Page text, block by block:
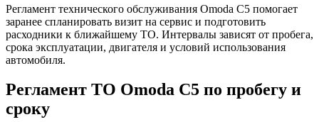
Регламент технического обслуживания Omoda C5 помогает
заранее спланировать визит на сервис и подготовить
расходники к ближайшему ТО. Интервалы зависят от пробега,
срока эксплуатации, двигателя и условий использования
автомобиля.
Регламент ТО Omoda C5 по пробегу и
сроку